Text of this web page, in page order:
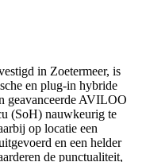
in Zoetermeer, is
en plug‑in hybride
geavanceerde AVILOO
(SoH) nauwkeurig te
op locatie een
en een helder
de punctualiteit,